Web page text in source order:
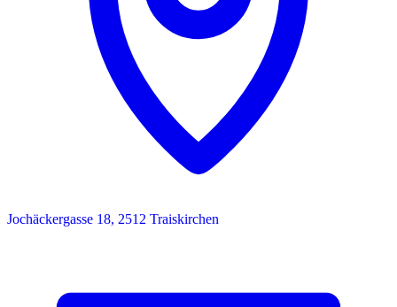
Jochäckergasse 18, 2512 Traiskirchen